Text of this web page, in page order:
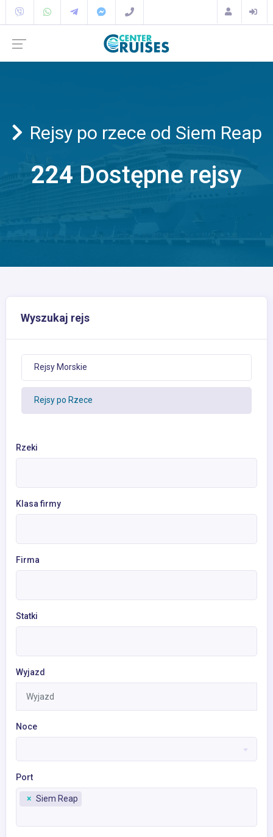
Rejsy po rzece od Siem Reap
224 Dostępne rejsy
Wyszukaj rejs
Rejsy Morskie
Rejsy po Rzece
Rzeki
Klasa firmy
Firma
Statki
Wyjazd
Noce
Port
× Siem Reap